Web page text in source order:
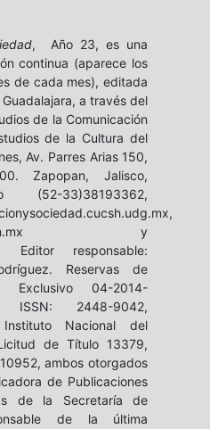
, Año 23, es una
continua (aparece los
de cada mes), editada
a través del
de la Comunicación
de la Cultura del
Av. Parres Arias 150,
Zapopan, Jalisco,
(52-33)38193362,
y
Editor responsable:
Reservas de
04-2014-
ISSN: 2448-9042,
Nacional del
de Título 13379,
ambos otorgados
de Publicaciones
de la Secretaría de
de la última